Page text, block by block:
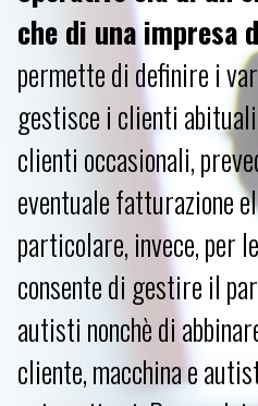
che di una impresa
permette di definire i
gestisce i clienti
clienti occasionali,
eventuale fatturazione
particolare, invece, per
consente di gestire il
autisti nonchè di
cliente, macchina e